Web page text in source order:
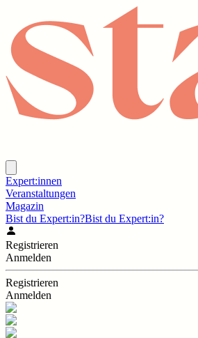
Expert:innen
Veranstaltungen
Magazin
Bist du Expert:in?Bist du Expert:in?
Registrieren
Anmelden
Registrieren
Anmelden